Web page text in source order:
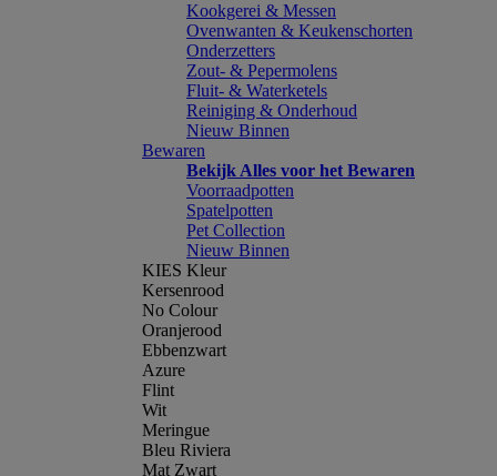
Kookgerei & Messen
Ovenwanten & Keukenschorten
Onderzetters
Zout- & Pepermolens
Fluit- & Waterketels
Reiniging & Onderhoud
Nieuw Binnen
Bewaren
Bekijk Alles voor het Bewaren
Voorraadpotten
Spatelpotten
Pet Collection
Nieuw Binnen
KIES Kleur
Kersenrood
No Colour
Oranjerood
Ebbenzwart
Azure
Flint
Wit
Meringue
Bleu Riviera
Mat Zwart